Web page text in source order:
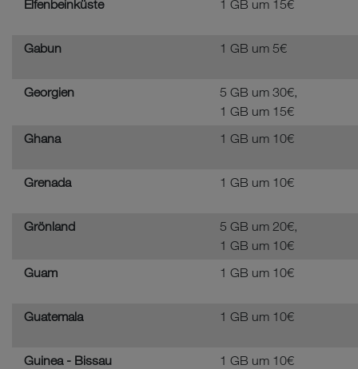
Elfenbeinküste 1 GB um 15€
Gabun 1 GB um 5€
Georgien
5 GB um 30€,
1 GB um 15€
Ghana
1 GB um 10€
Grenada 1 GB um 10€
Grönland
5 GB um 20€,
1 GB um 10€
Guam
1 GB um 10€
Guatemala 1 GB um 10€
Guinea - Bissau 1 GB um 10€